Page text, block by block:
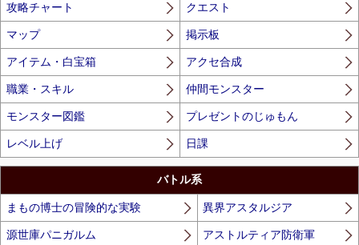
攻略チャート クエスト
マップ 掲示板
アイテム・白宝箱 アクセ合成
職業・スキル 仲間モンスター
モンスター図鑑 プレゼントのじゅもん
レベル上げ 日課
バトル系
まもの博士の冒険的な実験 異界アスタルジア
源世庫パニガルム アストルティア防衛軍